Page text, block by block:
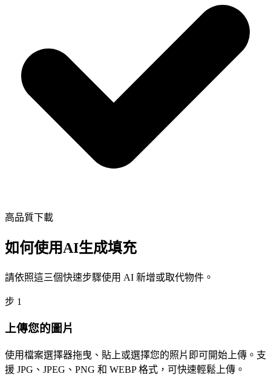
高品質下載
如何使用AI生成填充
請依照這三個快速步驟使用 AI 新增或取代物件。
步 1
上傳您的圖片
使用檔案選擇器拖曳、貼上或選擇您的照片即可開始上傳。支
援 JPG、JPEG、PNG 和 WEBP 格式，可快速輕鬆上傳。